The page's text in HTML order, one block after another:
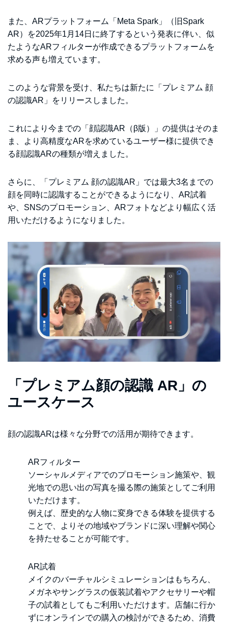
また、ARプラットフォーム「Meta Spark」（旧Spark
AR）を2025年1月14日に終了するという発表に伴い、似
たようなARフィルターが作成できるプラットフォームを
求める声も増えています。
このような背景を受け、私たちは新たに「プレミアム 顔
の認識AR」をリリースしました。
これにより今までの「顔認識AR（β版）」の提供はそのま
ま、より高精度なARを求めているユーザー様に提供でき
る顔認識ARの種類が増えました。
さらに、「プレミアム 顔の認識AR」では最大3名までの
顔を同時に認識することができるようになり、AR試着
や、SNSのプロモーション、ARフォトなどより幅広く活
用いただけるようになりました。
「プレミアム顔の認識 AR」の
ユースケース
顔の認識ARは様々な分野での活用が期待できます。
ARフィルター
ソーシャルメディアでのプロモーション施策や、観
光地での思い出の写真を撮る際の施策としてご利用
いただけます。
例えば、歴史的な人物に変身できる体験を提供する
ことで、よりその地域やブランドに深い理解や関心
を持たせることが可能です。
AR試着
メイクのバーチャルシミュレーションはもちろん、
メガネやサングラスの仮装試着やアクセサリーや帽
子の試着としてもご利用いただけます。店舗に行か
ずにオンラインでの購入の検討ができるため、消費